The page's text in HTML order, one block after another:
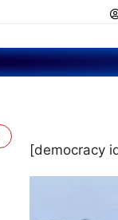
[democracy